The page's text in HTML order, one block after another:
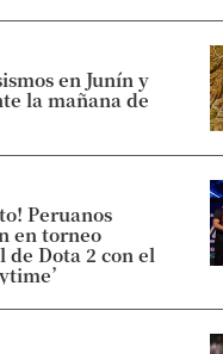
en Junín y
la mañana de
Peruanos
en torneo
Dota 2 con el